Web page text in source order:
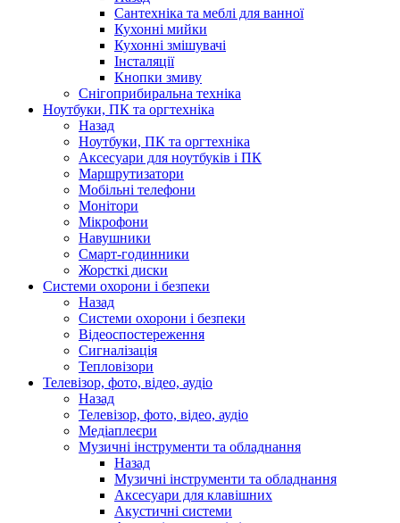
Сантехніка та меблі для ванної
Кухонні мийки
Кухонні змішувачі
Інсталяції
Кнопки змиву
Снігоприбиральна техніка
Ноутбуки, ПК та оргтехніка
Назад
Ноутбуки, ПК та оргтехніка
Аксесуари для ноутбуків і ПК
Маршрутизатори
Мобільні телефони
Монітори
Мікрофони
Навушники
Смарт-годинники
Жорсткі диски
Системи охорони і безпеки
Назад
Системи охорони і безпеки
Відеоспостереження
Сигналізація
Тепловізори
Телевізор, фото, відео, аудіо
Назад
Телевізор, фото, відео, аудіо
Медіаплеєри
Музичні інструменти та обладнання
Назад
Музичні інструменти та обладнання
Аксесуари для клавішних
Акустичні системи